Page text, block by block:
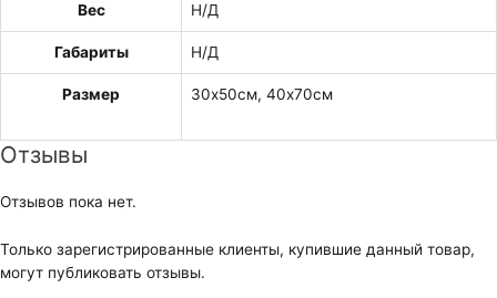
Вес
Н/Д
Габариты Н/Д
Размер 30х50см, 40х70см
Отзывы
Отзывов пока нет.
Только зарегистрированные клиенты, купившие данный товар,
могут публиковать отзывы.